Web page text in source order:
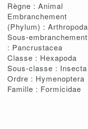
Règne : Animal
Embranchement
(Phylum) : Arthropoda
Sous-embranchement
: Pancrustacea
Classe : Hexapoda
Sous-classe : Insecta
Ordre : Hymenoptera
Famille : Formicidae